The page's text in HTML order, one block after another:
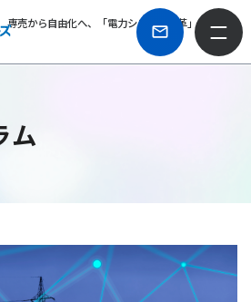
専売から自由化へ、「電力システム改革」がも
ム